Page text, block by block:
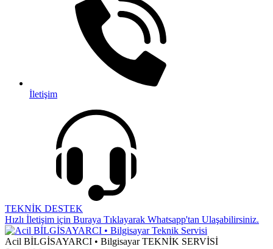
İletişim
TEKNİK DESTEK
Hızlı İletişim için Buraya Tıklayarak Whatsapp'tan Ulaşabilirsiniz.
Acil BİLGİSAYARCI • Bilgisayar TEKNİK SERVİSİ